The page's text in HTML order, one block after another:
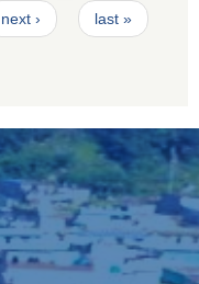
next › last »